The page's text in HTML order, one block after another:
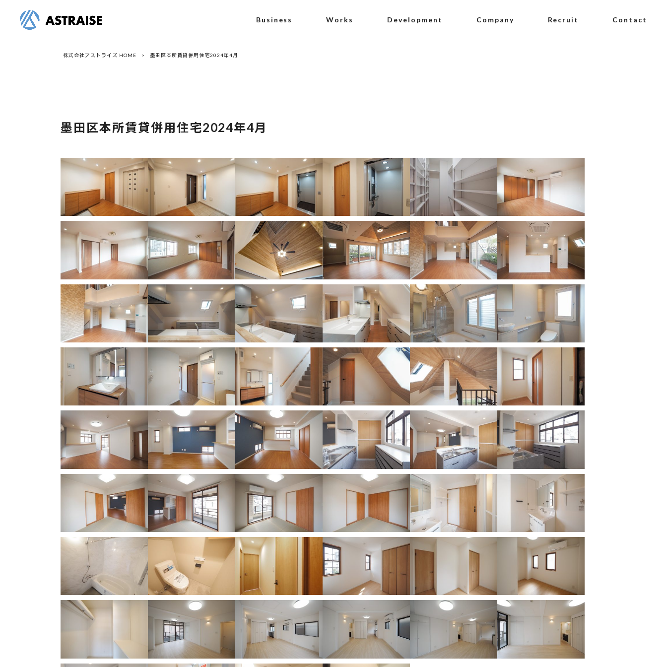
Business Works Development Company Recruit Contact
株式会社アストライズ HOME > 墨田区本所賃貸併用住宅2024年4月
墨田区本所賃貸併用住宅2024年4月